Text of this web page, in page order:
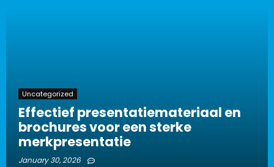
Uncategorized
Effectief presentatiemateriaal en
brochures voor een sterke
merkpresentatie
January 30, 2026